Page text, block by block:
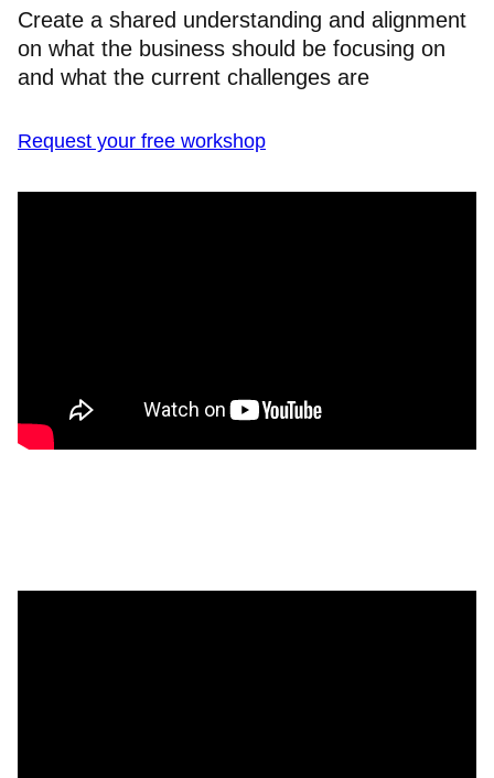
Create a shared understanding and alignment
on what the business should be focusing on
and what the current challenges are
Request your free workshop